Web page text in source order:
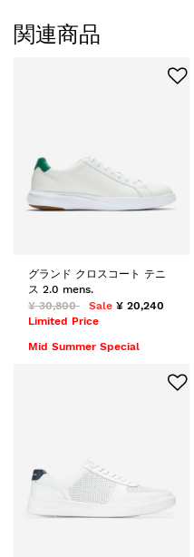
関連商品
グランド クロスコート テニ
ス 2.0 mens.
¥ 30,800
Sale ¥ 20,240
Limited Price
Mid Summer Special